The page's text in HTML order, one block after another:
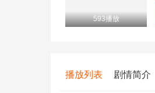
593播放
播放列表 剧情简介